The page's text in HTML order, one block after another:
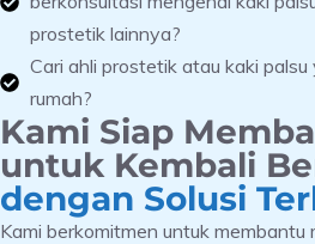
prostetik lainnya?
Cari ahli prostetik atau kaki
rumah?
Kami Siap
untuk Kembali
dengan Solusi
Kami berkomitmen untuk membantu